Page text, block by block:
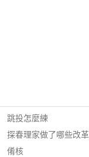
跳投怎麼練
探春理家做了哪些改革
倄核